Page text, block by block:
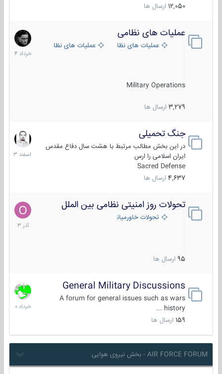
12,050 ارسال ها
عملیات های نظامی
عملیات های نظامی ایرانعملیات های نظامی خارجی
Military Operations
3,279 ارسال ها
5
خرداد
1404
جنگ تحمیلی
در این بخش مطالب مرتبط با هشت سال دفاع مقدس
ایران اسلامی را ارس
Sacred Defense
4,637 ارسال ها
20
اسفند
1403
تحولات روز امنیتی نظامی بین الملل
تحولات خاورمیانه
95 ارسال ها
21
آذر
1403
General Military Discussions
A forum for general issues such as wars
history ...
159 ارسال ها
10
خرداد
1400
AIR FORCE FORUM - بخش نیروی هوایی